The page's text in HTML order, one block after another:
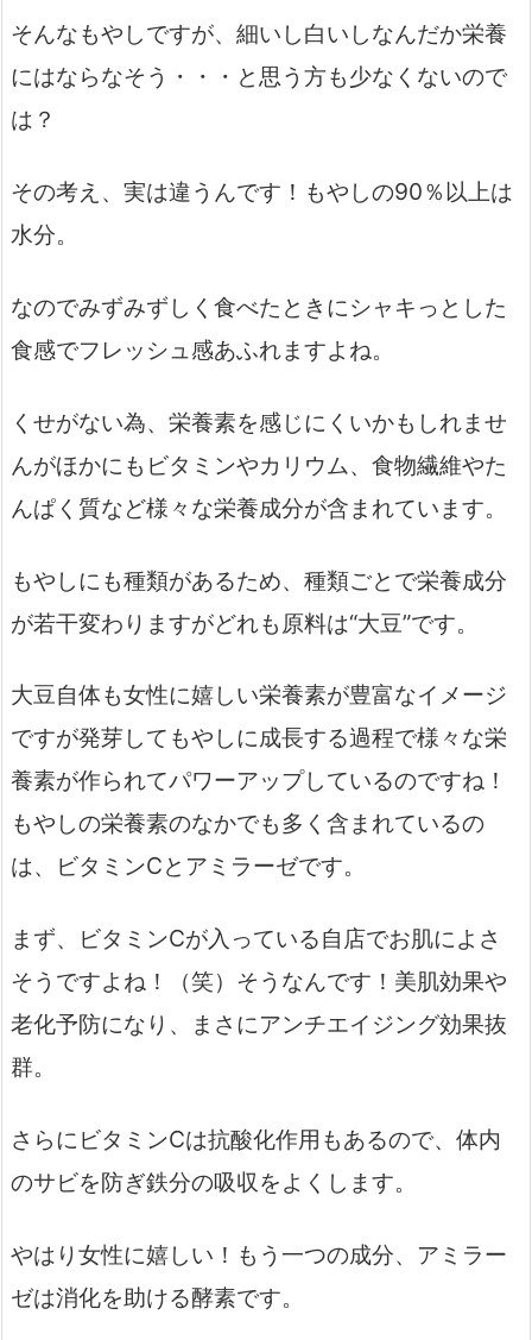
そんなもやしですが、細いし白いしなんだか栄養
にはならなそう・・・と思う方も少なくないので
は？
その考え、実は違うんです！もやしの90％以上は
水分。
なのでみずみずしく食べたときにシャキっとした
食感でフレッシュ感あふれますよね。
くせがない為、栄養素を感じにくいかもしれませ
んがほかにもビタミンやカリウム、食物繊維やた
んぱく質など様々な栄養成分が含まれています。
もやしにも種類があるため、種類ごとで栄養成分
が若干変わりますがどれも原料は“大豆”です。
大豆自体も女性に嬉しい栄養素が豊富なイメージ
ですが発芽してもやしに成長する過程で様々な栄
養素が作られてパワーアップしているのですね！
もやしの栄養素のなかでも多く含まれているの
は、ビタミンCとアミラーゼです。
まず、ビタミンCが入っている自店でお肌によさ
そうですよね！（笑）そうなんです！美肌効果や
老化予防になり、まさにアンチエイジング効果抜
群。
さらにビタミンCは抗酸化作用もあるので、体内
のサビを防ぎ鉄分の吸収をよくします。
やはり女性に嬉しい！もう一つの成分、アミラー
ゼは消化を助ける酵素です。